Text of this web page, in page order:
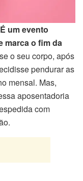
É um evento
marca o fim da
o seu corpo, após
pendurar as
mensal. Mas,
aposentadoria
com